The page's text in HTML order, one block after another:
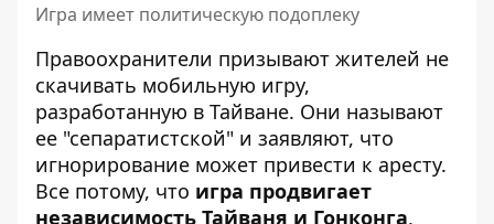
Игра имеет политическую подоплеку
Правоохранители призывают жителей не
скачивать мобильную игру,
разработанную в Тайване. Они называют
ее "сепаратистской" и заявляют, что
игнорирование может привести к аресту.
Все потому, что игра продвигает
независимость Тайваня и Гонконга,